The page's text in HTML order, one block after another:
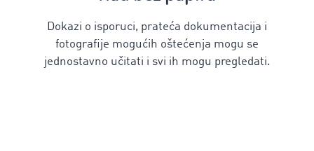
Dokazi o isporuci, prateća dokumentacija i
fotografije mogućih oštećenja mogu se
jednostavno učitati i svi ih mogu pregledati.